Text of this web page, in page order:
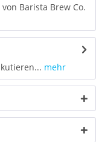
Barista Brew Co.
mehr